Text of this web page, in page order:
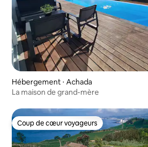
Hébergement ⋅ Achada
La maison de grand-mère
Coup de cœur voyageurs
Coup de cœur voyageurs